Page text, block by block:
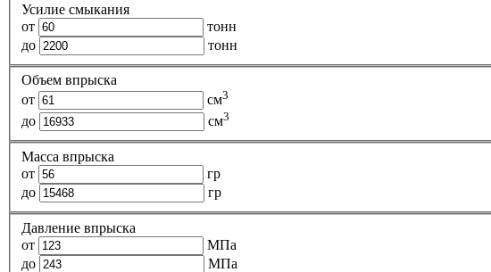
Усилие смыкания
от
тонн
до
тонн
Объем впрыска
от
см3
до см3
Масса впрыска
от
гр
до
гр
Давление впрыска
от
МПа
до
МПа